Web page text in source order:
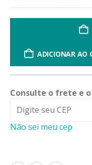
ADICIONAR AO
Consulte o frete e
Não sei meu cep